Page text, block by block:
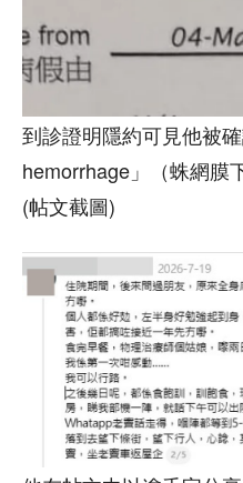
到診證明隱約可見他被
hemorrhage」（蛛網膜
(帖文截圖)